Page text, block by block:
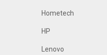
Hometech
HP
Lenovo